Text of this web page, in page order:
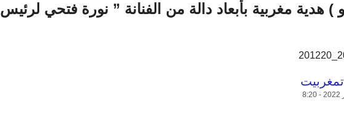
) هدية مغربية بأبعاد دالة من الفنانة ” نورة فتحي لرئيس